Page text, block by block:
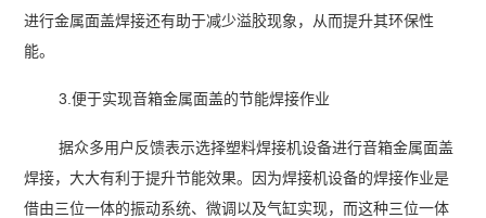
进行金属面盖焊接还有助于减少溢胶现象，从而提升其环保性
能。
3.便于实现音箱金属面盖的节能焊接作业
据众多用户反馈表示选择塑料焊接机设备进行音箱金属面盖
焊接，大大有利于提升节能效果。因为焊接机设备的焊接作业是
借由三位一体的振动系统、微调以及气缸实现，而这种三位一体